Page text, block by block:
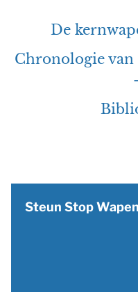
De
Chronologie van
Steun Stop